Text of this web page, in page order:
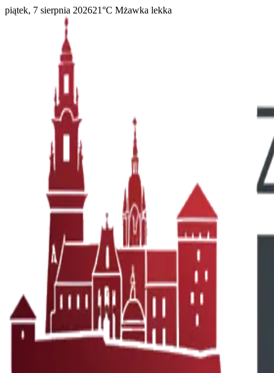
piątek, 7 sierpnia 202621°C Mżawka lekka